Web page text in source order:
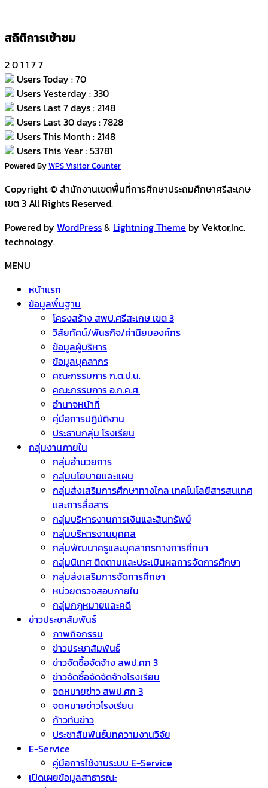
สถิติการเข้าชม
201 1 77
Users Today : 70
Users Yesterday : 330
Users Last 7 days : 2148
Users Last 30 days : 7828
Users This Month : 2148
Users This Year : 53781
Powered ByWPS Visitor Counter
Copyright © สำนักงานเขตพื้นที่การศึกษาประถมศึกษาศรีสะเกษ
เขต 3 All Rights Reserved.
Powered by WordPress& Lightning Theme by Vektor,Inc.
technology.
MENU
หน้าแรก
ข้อมูลพื้นฐาน
โครงสร้าง สพป.ศรีสะเกษ เขต 3
วิสัยทัศน์/พันธกิจ/ค่านิยมองค์กร
ข้อมูลผู้บริหาร
ข้อมูลบุคลากร
คณะกรรมการ ก.ต.ป.น.
คณะกรรมการ อ.ก.ค.ศ.
อำนาจหน้าที่
คู่มือการปฏิบัติงาน
ประธานกลุ่ม โรงเรียน
กลุ่มงานภายใน
กลุ่มอำนวยการ
กลุ่มนโยบายและแผน
กลุ่มส่งเสริมการศึกษาทางไกล เทคโนโลยีสารสนเทศ
และการสื่อสาร
กลุ่มบริหารงานการเงินและสินทรัพย์
กลุ่มบริหารงานบุคคล
กลุ่มพัฒนาครูและบุคลากรทางการศึกษา
กลุ่มนิเทศ ติดตามและประเมินผลการจัดการศึกษา
กลุ่มส่งเสริมการจัดการศึกษา
หน่วยตรวจสอบภายใน
กลุ่มกฎหมายและคดี
ข่าวประชาสัมพันธ์
ภาพกิจกรรม
ข่าวประชาสัมพันธ์
ข่าวจัดชื้อจัดจ้าง สพป.ศก 3
ข่าวจัดซื้อจัดจัดจ้างโรงเรียน
จดหมายข่าว สพป.ศก 3
จดหมายข่าวโรงเรียน
ก้าวทันข่าว
ประชาสัมพันธ์บทความงานวิจัย
E-Service
คู่มือการใช้งานระบบ E-Service
เปิดเผยข้อมูลสาธารณะ